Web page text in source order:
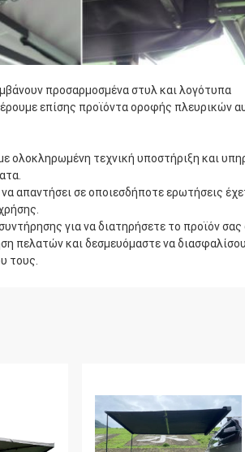
προσαρμοσμένα στυλ και λογότυπα
επίσης προϊόντα οροφής πλευρικών
ολοκληρωμένη τεχνική υποστήριξη και
απαντήσει σε οποιεσδήποτε ερωτήσεις
για να διατηρήσετε το προϊόν σας
πελατών και δεσμευόμαστε να
τους.